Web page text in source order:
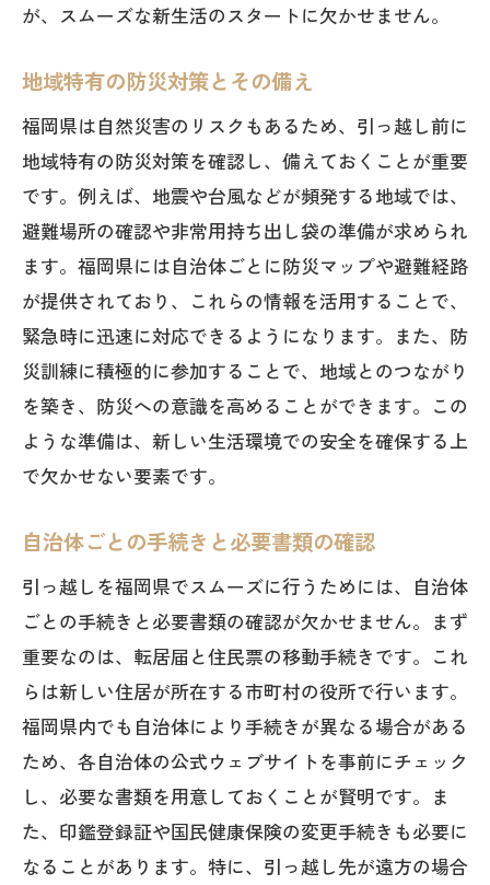
が、スムーズな新生活のスタートに欠かせません。
地域特有の防災対策とその備え
福岡県は自然災害のリスクもあるため、引っ越し前に
地域特有の防災対策を確認し、備えておくことが重要
です。例えば、地震や台風などが頻発する地域では、
避難場所の確認や非常用持ち出し袋の準備が求められ
ます。福岡県には自治体ごとに防災マップや避難経路
が提供されており、これらの情報を活用することで、
緊急時に迅速に対応できるようになります。また、防
災訓練に積極的に参加することで、地域とのつながり
を築き、防災への意識を高めることができます。この
ような準備は、新しい生活環境での安全を確保する上
で欠かせない要素です。
自治体ごとの手続きと必要書類の確認
引っ越しを福岡県でスムーズに行うためには、自治体
ごとの手続きと必要書類の確認が欠かせません。まず
重要なのは、転居届と住民票の移動手続きです。これ
らは新しい住居が所在する市町村の役所で行います。
福岡県内でも自治体により手続きが異なる場合がある
ため、各自治体の公式ウェブサイトを事前にチェック
し、必要な書類を用意しておくことが賢明です。ま
た、印鑑登録証や国民健康保険の変更手続きも必要に
なることがあります。特に、引っ越し先が遠方の場合